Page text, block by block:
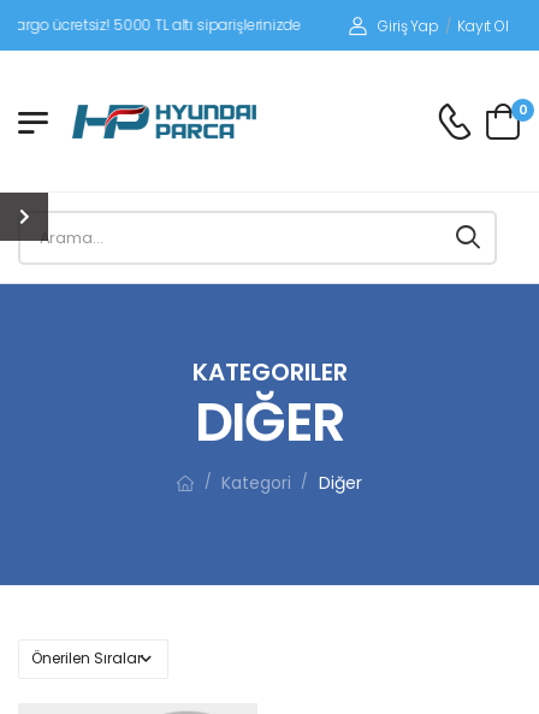
5000 TL altı siparişlerinizde siparişleriniz alıcı ödemeli gönderilir.
Giriş Yap / Kayıt Ol
0
KATEGORILER
DIĞER
/ Kategori / Diğer